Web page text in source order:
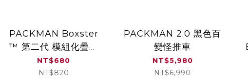
PACKMAN Boxster
™ 第二代 模組化疊高
城市推車 收納箱（單
售）
NT$680
NT$820
PACKMAN 2.0 黑色百
變怪推車
NT$5,980
NT$6,990